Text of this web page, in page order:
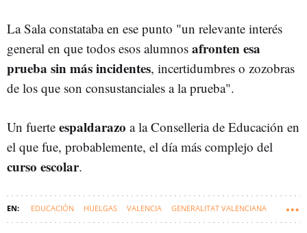
La Sala constataba en ese punto "un relevante interés
general en que todos esos alumnos afronten esa
prueba sin más incidentes, incertidumbres o zozobras
de los que son consustanciales a la prueba".
Un fuerte espaldarazo a la Conselleria de Educación en
el que fue, probablemente, el día más complejo del
curso escolar.
EDUCACIÓN HUELGAS VALENCIA GENERALITAT VALENCIANA